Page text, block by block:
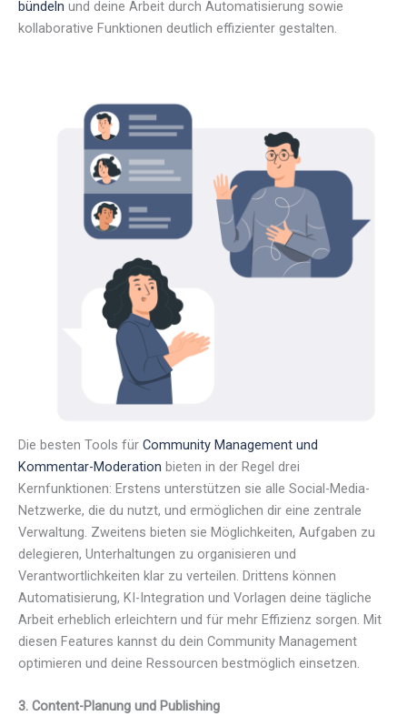
bündeln und deine Arbeit durch Automatisierung sowie
kollaborative Funktionen deutlich effizienter gestalten.
Die besten Tools für Community Management und
Kommentar-Moderation bieten in der Regel drei
Kernfunktionen: Erstens unterstützen sie alle Social-Media-
Netzwerke, die du nutzt, und ermöglichen dir eine zentrale
Verwaltung. Zweitens bieten sie Möglichkeiten, Aufgaben zu
delegieren, Unterhaltungen zu organisieren und
Verantwortlichkeiten klar zu verteilen. Drittens können
Automatisierung, KI-Integration und Vorlagen deine tägliche
Arbeit erheblich erleichtern und für mehr Effizienz sorgen. Mit
diesen Features kannst du dein Community Management
optimieren und deine Ressourcen bestmöglich einsetzen.
3. Content-Planung und Publishing